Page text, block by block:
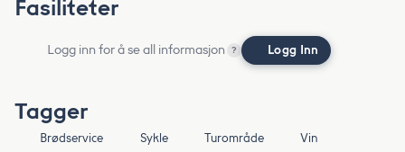
Fasiliteter
Logg inn for å se all informasjon ? Logg Inn
Tagger
Brødservice Sykle Turområde Vin